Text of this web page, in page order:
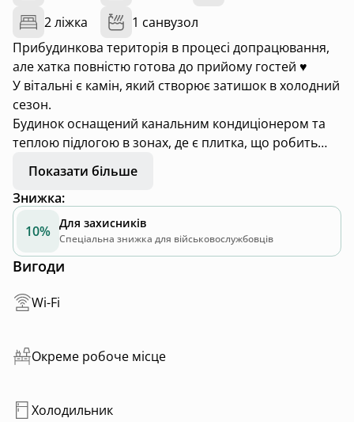
2 ліжка
1 санвузол
Прибудинкова територія в процесі допрацювання,
але хатка повністю готова до прийому гостей ♥️
У вітальні є камін, який створює затишок в холодний
сезон.
Будинок оснащений канальним кондиціонером та
теплою підлогою в зонах, де є плитка, що робить
його дуже теплим.
Є міні-кухня студія, з усім необхідним.
▫️розміщення до 4 людей
▫️2 повноцінні спальні з двоспальними ліжками
▫️мангал
▫️рушники
▫️тераса
🐾 можна з тваринками
Показати більше
Знижка:
10% Для захисників
Спеціальна знижка для військовослужбовців
Вигоди
Wi-Fi
Окреме робоче місце
Холодильник